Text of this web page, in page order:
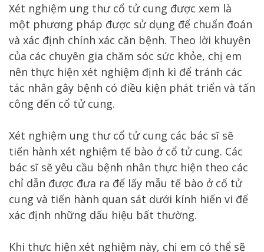
Xét nghiệm ung thư cổ tử cung được xem là
một phương pháp được sử dụng để chuẩn đoán
và xác định chính xác căn bệnh. Theo lời khuyên
của các chuyên gia chăm sóc sức khỏe, chị em
nên thực hiện xét nghiệm định kì để tránh các
tác nhân gây bệnh có điều kiện phát triển và tấn
công đến cổ tử cung.
Xét nghiệm ung thư cổ tử cung các bác sĩ sẽ
tiến hành xét nghiệm tế bào ở cổ tử cung. Các
bác sĩ sẽ yêu cầu bệnh nhân thực hiện theo các
chỉ dẫn được đưa ra để lấy mẫu tế bào ở cổ tử
cung và tiến hành quan sát dưới kính hiển vi để
xác định những dấu hiệu bất thường.
Khi thực hiện xét nghiệm này, chị em có thể sẽ